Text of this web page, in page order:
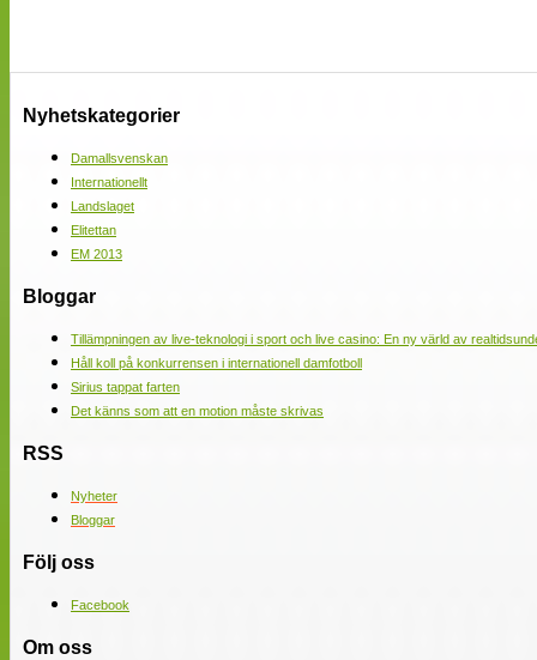
Nyhetskategorier
Damallsvenskan
Internationellt
Landslaget
Elitettan
EM 2013
Bloggar
Tillämpningen av live-teknologi i sport och live casino: En ny värld av
Håll koll på konkurrensen i internationell damfotboll
Sirius tappat farten
Det känns som att en motion måste skrivas
RSS
Nyheter
Bloggar
Följ oss
Facebook
Om oss